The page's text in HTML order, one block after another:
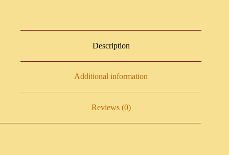
Description
Additional information
Reviews (0)